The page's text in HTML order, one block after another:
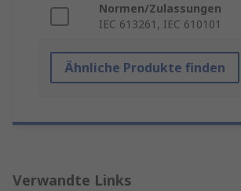
Normen/Zulassungen
IEC 613261, IEC 610101
Ähnliche Produkte finden
Verwandte Links